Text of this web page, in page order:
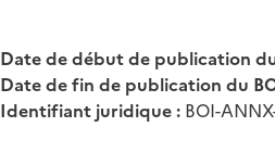
Date de début de publication
Date de fin de publication du
Identifiant juridique : BOI-